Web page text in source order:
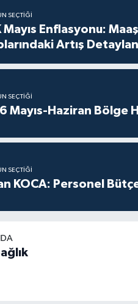
SEÇTIĞI
Mayıs Enflasyonu:
Artış
SEÇTIĞI
Mayıs-Haziran Bölge
SEÇTIĞI
KOCA: Personel